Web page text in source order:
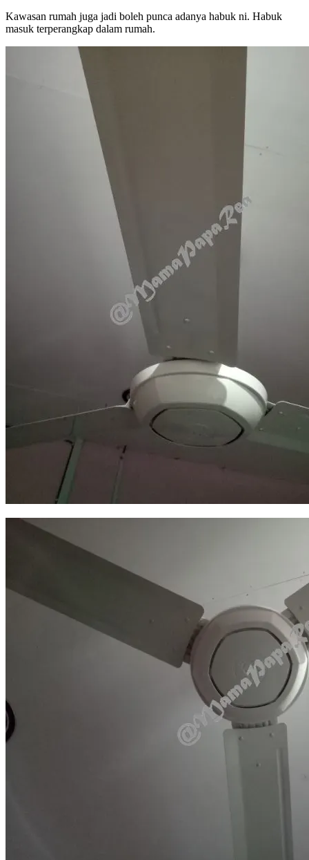
Kawasan rumah juga jadi boleh punca adanya habuk ni. Habuk
masuk terperangkap dalam rumah.